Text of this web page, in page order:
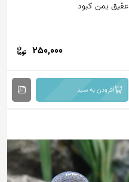
عقیق یمن کبود
250,000
افزودن به سبد